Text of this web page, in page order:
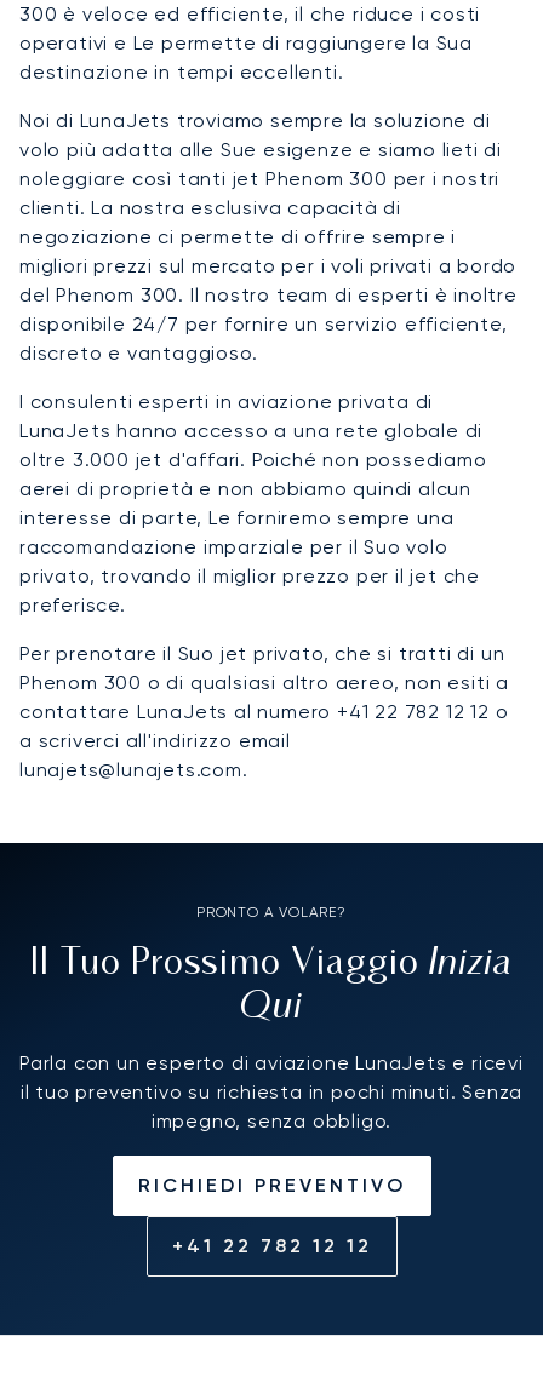
300 è veloce ed efficiente, il che riduce i costi
operativi e Le permette di raggiungere la Sua
destinazione in tempi eccellenti.
Noi di LunaJets troviamo sempre la soluzione di
volo più adatta alle Sue esigenze e siamo lieti di
noleggiare così tanti jet Phenom 300 per i nostri
clienti. La nostra esclusiva capacità di
negoziazione ci permette di offrire sempre i
migliori prezzi sul mercato per i voli privati a bordo
del Phenom 300. Il nostro team di esperti è inoltre
disponibile 24/7 per fornire un servizio efficiente,
discreto e vantaggioso.
I consulenti esperti in aviazione privata di
LunaJets hanno accesso a una rete globale di
oltre 3.000 jet d'affari. Poiché non possediamo
aerei di proprietà e non abbiamo quindi alcun
interesse di parte, Le forniremo sempre una
raccomandazione imparziale per il Suo volo
privato, trovando il miglior prezzo per il jet che
preferisce.
Per prenotare il Suo jet privato, che si tratti di un
Phenom 300 o di qualsiasi altro aereo, non esiti a
contattare LunaJets al numero +41 22 782 12 12 o
a scriverci all'indirizzo email
lunajets@lunajets.com.
PRONTO A VOLARE?
Il Tuo Prossimo Viaggio Inizia
Qui
Parla con un esperto di aviazione LunaJets e ricevi
il tuo preventivo su richiesta in pochi minuti. Senza
impegno, senza obbligo.
RICHIEDI PREVENTIVO
+41 22 782 12 12